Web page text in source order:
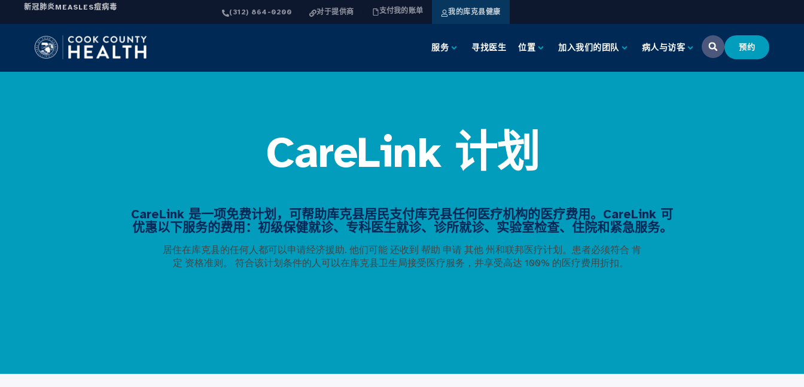
新冠肺炎MEASLES痘病毒
(312) 864-0200 对于提供商 支付我的账单 我的库克县健康
服务 寻找医生 位置 加入我们的团队 病人与访客 预约
CareLink 计划
CareLink 是一项免费计划，可帮助库克县居民支付库克县任何医疗机构的医疗费用。CareLink 可
优惠以下服务的费用：初级保健就诊、专科医生就诊、诊所就诊、实验室检查、住院和紧急服务。
居住在库克县的任何人都可以申请经济援助. 他们可能 还收到 帮助 申请 其他 州和联邦医疗计划。患者必须符合 肯
定 资格准则。 符合该计划条件的人可以在库克县卫生局接受医疗服务，并享受高达 100% 的医疗费用折扣。